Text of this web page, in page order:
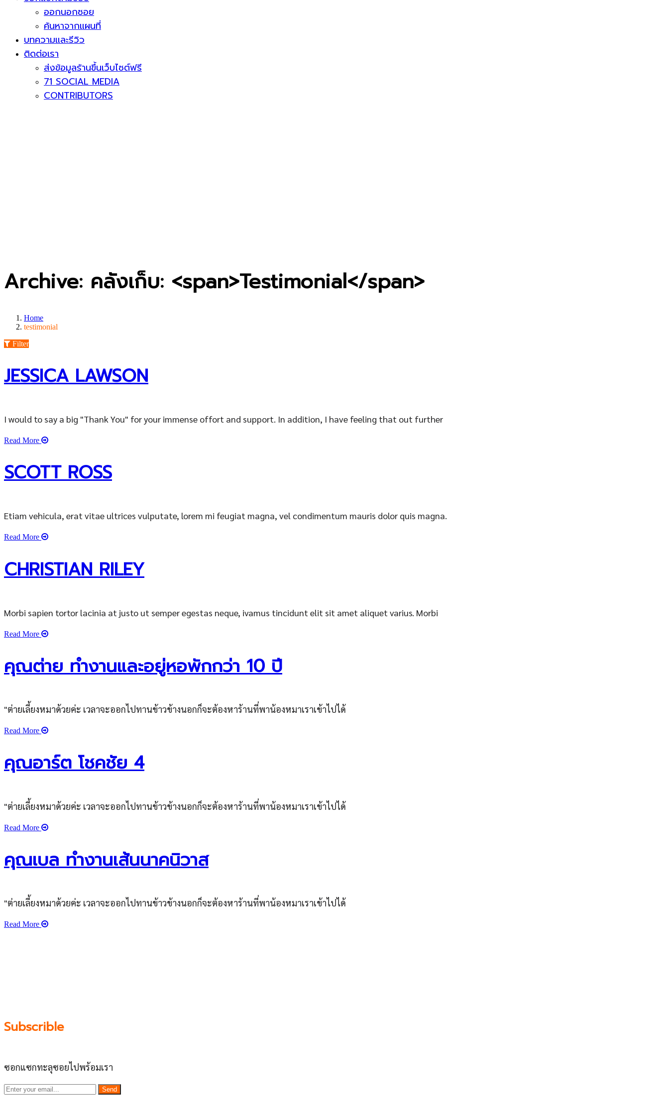
ออกนอกซอย
ค้นหาจากแผนที่
บทความและรีวิว
ติดต่อเรา
ส่งข้อมูลร้านขึ้นเว็บไซต์ฟรี
71 SOCIAL MEDIA
CONTRIBUTORS
Archive: คลังเก็บ: <span>Testimonial</span>
Home
testimonial
Filter
JESSICA LAWSON
I would to say a big "Thank You" for your immense offort and support. In addition, I have feeling that out further
Read More
SCOTT ROSS
Etiam vehicula, erat vitae ultrices vulputate, lorem mi feugiat magna, vel condimentum mauris dolor quis magna.
Read More
CHRISTIAN RILEY
Morbi sapien tortor lacinia at justo ut semper egestas neque, ivamus tincidunt elit sit amet aliquet varius. Morbi
Read More
คุณต่าย ทำงานและอยู่หอพักกว่า 10 ปี
"ต่ายเลี้ยงหมาด้วยค่ะ เวลาจะออกไปทานข้าวข้างนอกก็จะต้องหาร้านที่พาน้องหมาเราเข้าไปได้
Read More
คุณอาร์ต โชคชัย 4
"ต่ายเลี้ยงหมาด้วยค่ะ เวลาจะออกไปทานข้าวข้างนอกก็จะต้องหาร้านที่พาน้องหมาเราเข้าไปได้
Read More
คุณเบล ทำงานเส้นนาคนิวาส
"ต่ายเลี้ยงหมาด้วยค่ะ เวลาจะออกไปทานข้าวข้างนอกก็จะต้องหาร้านที่พาน้องหมาเราเข้าไปได้
Read More
Subscrible
ซอกแซกทะลุซอยไปพร้อมเรา
Send